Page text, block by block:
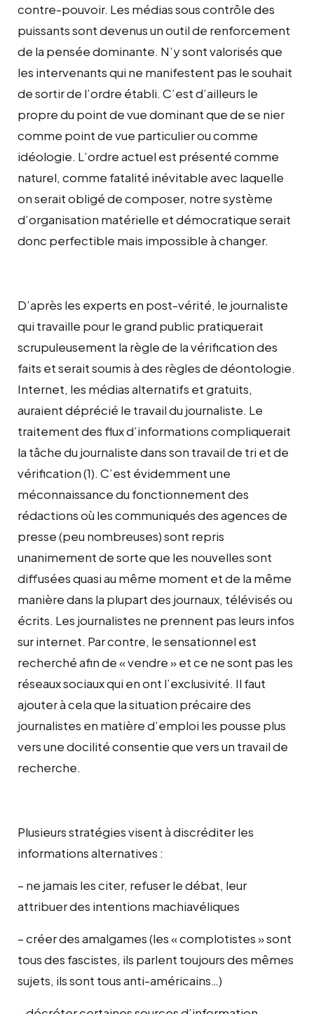
contre-pouvoir. Les médias sous contrôle des
puissants sont devenus un outil de renforcement
de la pensée dominante. N’y sont valorisés que
les intervenants qui ne manifestent pas le souhait
de sortir de l’ordre établi. C’est d’ailleurs le
propre du point de vue dominant que de se nier
comme point de vue particulier ou comme
idéologie. L’ordre actuel est présenté comme
naturel, comme fatalité inévitable avec laquelle
on serait obligé de composer, notre système
d’organisation matérielle et démocratique serait
donc perfectible mais impossible à changer.
D’après les experts en post-vérité, le journaliste
qui travaille pour le grand public pratiquerait
scrupuleusement la règle de la vérification des
faits et serait soumis à des règles de déontologie.
Internet, les médias alternatifs et gratuits,
auraient déprécié le travail du journaliste. Le
traitement des flux d’informations compliquerait
la tâche du journaliste dans son travail de tri et de
vérification (1). C’est évidemment une
méconnaissance du fonctionnement des
rédactions où les communiqués des agences de
presse (peu nombreuses) sont repris
unanimement de sorte que les nouvelles sont
diffusées quasi au même moment et de la même
manière dans la plupart des journaux, télévisés ou
écrits. Les journalistes ne prennent pas leurs infos
sur internet. Par contre, le sensationnel est
recherché afin de « vendre » et ce ne sont pas les
réseaux sociaux qui en ont l’exclusivité. Il faut
ajouter à cela que la situation précaire des
journalistes en matière d’emploi les pousse plus
vers une docilité consentie que vers un travail de
recherche.
Plusieurs stratégies visent à discréditer les
informations alternatives :
– ne jamais les citer, refuser le débat, leur
attribuer des intentions machiavéliques
– créer des amalgames (les « complotistes » sont
tous des fascistes, ils parlent toujours des mêmes
sujets, ils sont tous anti-américains…)